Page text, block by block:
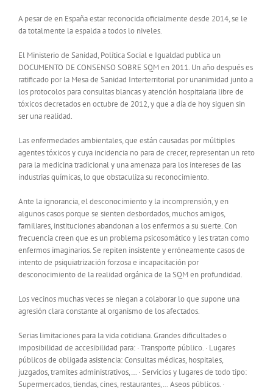
A pesar de en España estar reconocida oficialmente desde 2014, se le
da totalmente la espalda a todos lo niveles.
El Ministerio de Sanidad, Política Social e Igualdad publica un
DOCUMENTO DE CONSENSO SOBRE SQM en 2011. Un año después es
ratificado por la Mesa de Sanidad Interterritorial por unanimidad junto a
los protocolos para consultas blancas y atención hospitalaria libre de
tóxicos decretados en octubre de 2012, y que a día de hoy siguen sin
ser una realidad.
Las enfermedades ambientales, que están causadas por múltiples
agentes tóxicos y cuya incidencia no para de crecer, representan un reto
para la medicina tradicional y una amenaza para los intereses de las
industrias químicas, lo que obstaculiza su reconocimiento.
Ante la ignorancia, el desconocimiento y la incomprensión, y en
algunos casos porque se sienten desbordados, muchos amigos,
familiares, instituciones abandonan a los enfermos a su suerte. Con
frecuencia creen que es un problema psicosomático y les tratan como
enfermos imaginarios. Se repiten insistente y erróneamente casos de
intento de psiquiatrización forzosa e incapacitación por
desconocimiento de la realidad orgánica de la SQM en profundidad.
Los vecinos muchas veces se niegan a colaborar lo que supone una
agresión clara constante al organismo de los afectados.
Serias limitaciones para la vida cotidiana. Grandes dificultades o
imposibilidad de accesibilidad para: · Transporte público. · Lugares
públicos de obligada asistencia: Consultas médicas, hospitales,
juzgados, tramites administrativos,… · Servicios y lugares de todo tipo:
Supermercados, tiendas, cines, restaurantes,… Aseos públicos. ·